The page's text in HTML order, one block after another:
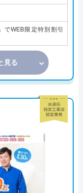
WEB限定特別割引
見る